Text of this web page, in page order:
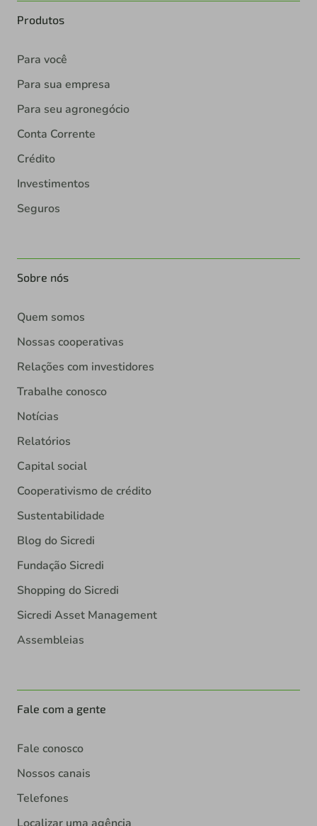
Produtos
Para você
Para sua empresa
Para seu agronegócio
Conta Corrente
Crédito
Investimentos
Seguros
Sobre nós
Quem somos
Nossas cooperativas
Relações com investidores
Trabalhe conosco
Notícias
Relatórios
Capital social
Cooperativismo de crédito
Sustentabilidade
Blog do Sicredi
Fundação Sicredi
Shopping do Sicredi
Sicredi Asset Management
Assembleias
Fale com a gente
Fale conosco
Nossos canais
Telefones